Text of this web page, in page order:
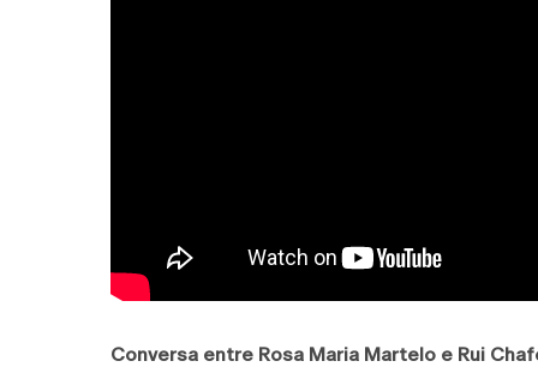
Conversa entre Rosa Maria Martelo e Rui